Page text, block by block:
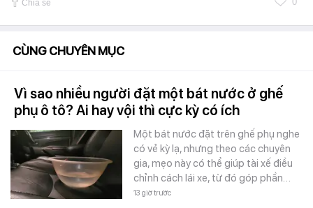
Chia sẻ
CÙNG CHUYÊN MỤC
Vì sao nhiều người đặt một bát nước ở ghế
phụ ô tô? Ai hay vội thì cực kỳ có ích
Một bát nước đặt trên ghế phụ nghe
có vẻ kỳ lạ, nhưng theo các chuyên
gia, mẹo này có thể giúp tài xế điều
chỉnh cách lái xe, từ đó góp phần…
13 giờ trước